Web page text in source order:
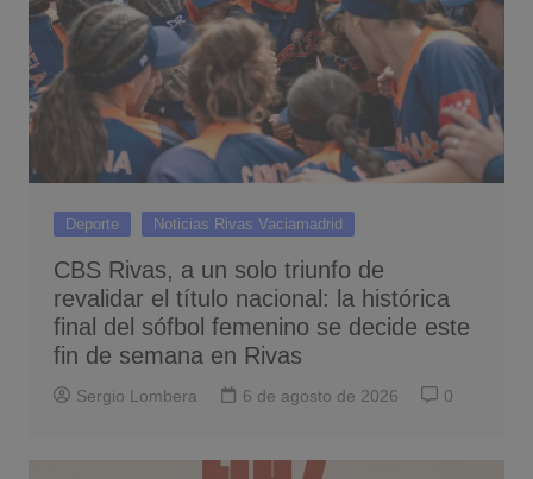
Deporte Noticias Rivas Vaciamadrid
CBS Rivas, a un solo triunfo de
revalidar el título nacional: la histórica
final del sófbol femenino se decide este
fin de semana en Rivas
Sergio Lombera 6 de agosto de 2026 0